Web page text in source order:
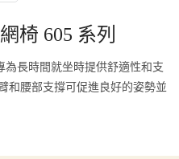
椅 605 系列
為長時間就坐時提供舒適性和支
和腰部支撐可促進良好的姿勢並